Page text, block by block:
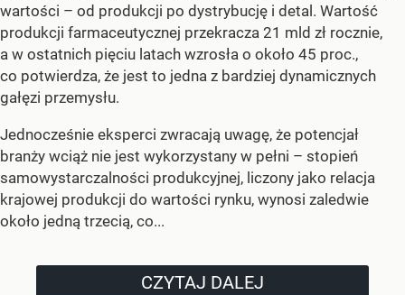
wartości – od produkcji po dystrybucję i detal. Wartość
produkcji farmaceutycznej przekracza 21 mld zł rocznie,
a w ostatnich pięciu latach wzrosła o około 45 proc.,
co potwierdza, że jest to jedna z bardziej dynamicznych
gałęzi przemysłu.
Jednocześnie eksperci zwracają uwagę, że potencjał
branży wciąż nie jest wykorzystany w pełni – stopień
samowystarczalności produkcyjnej, liczony jako relacja
krajowej produkcji do wartości rynku, wynosi zaledwie
około jedną trzecią, co...
CZYTAJ DALEJ